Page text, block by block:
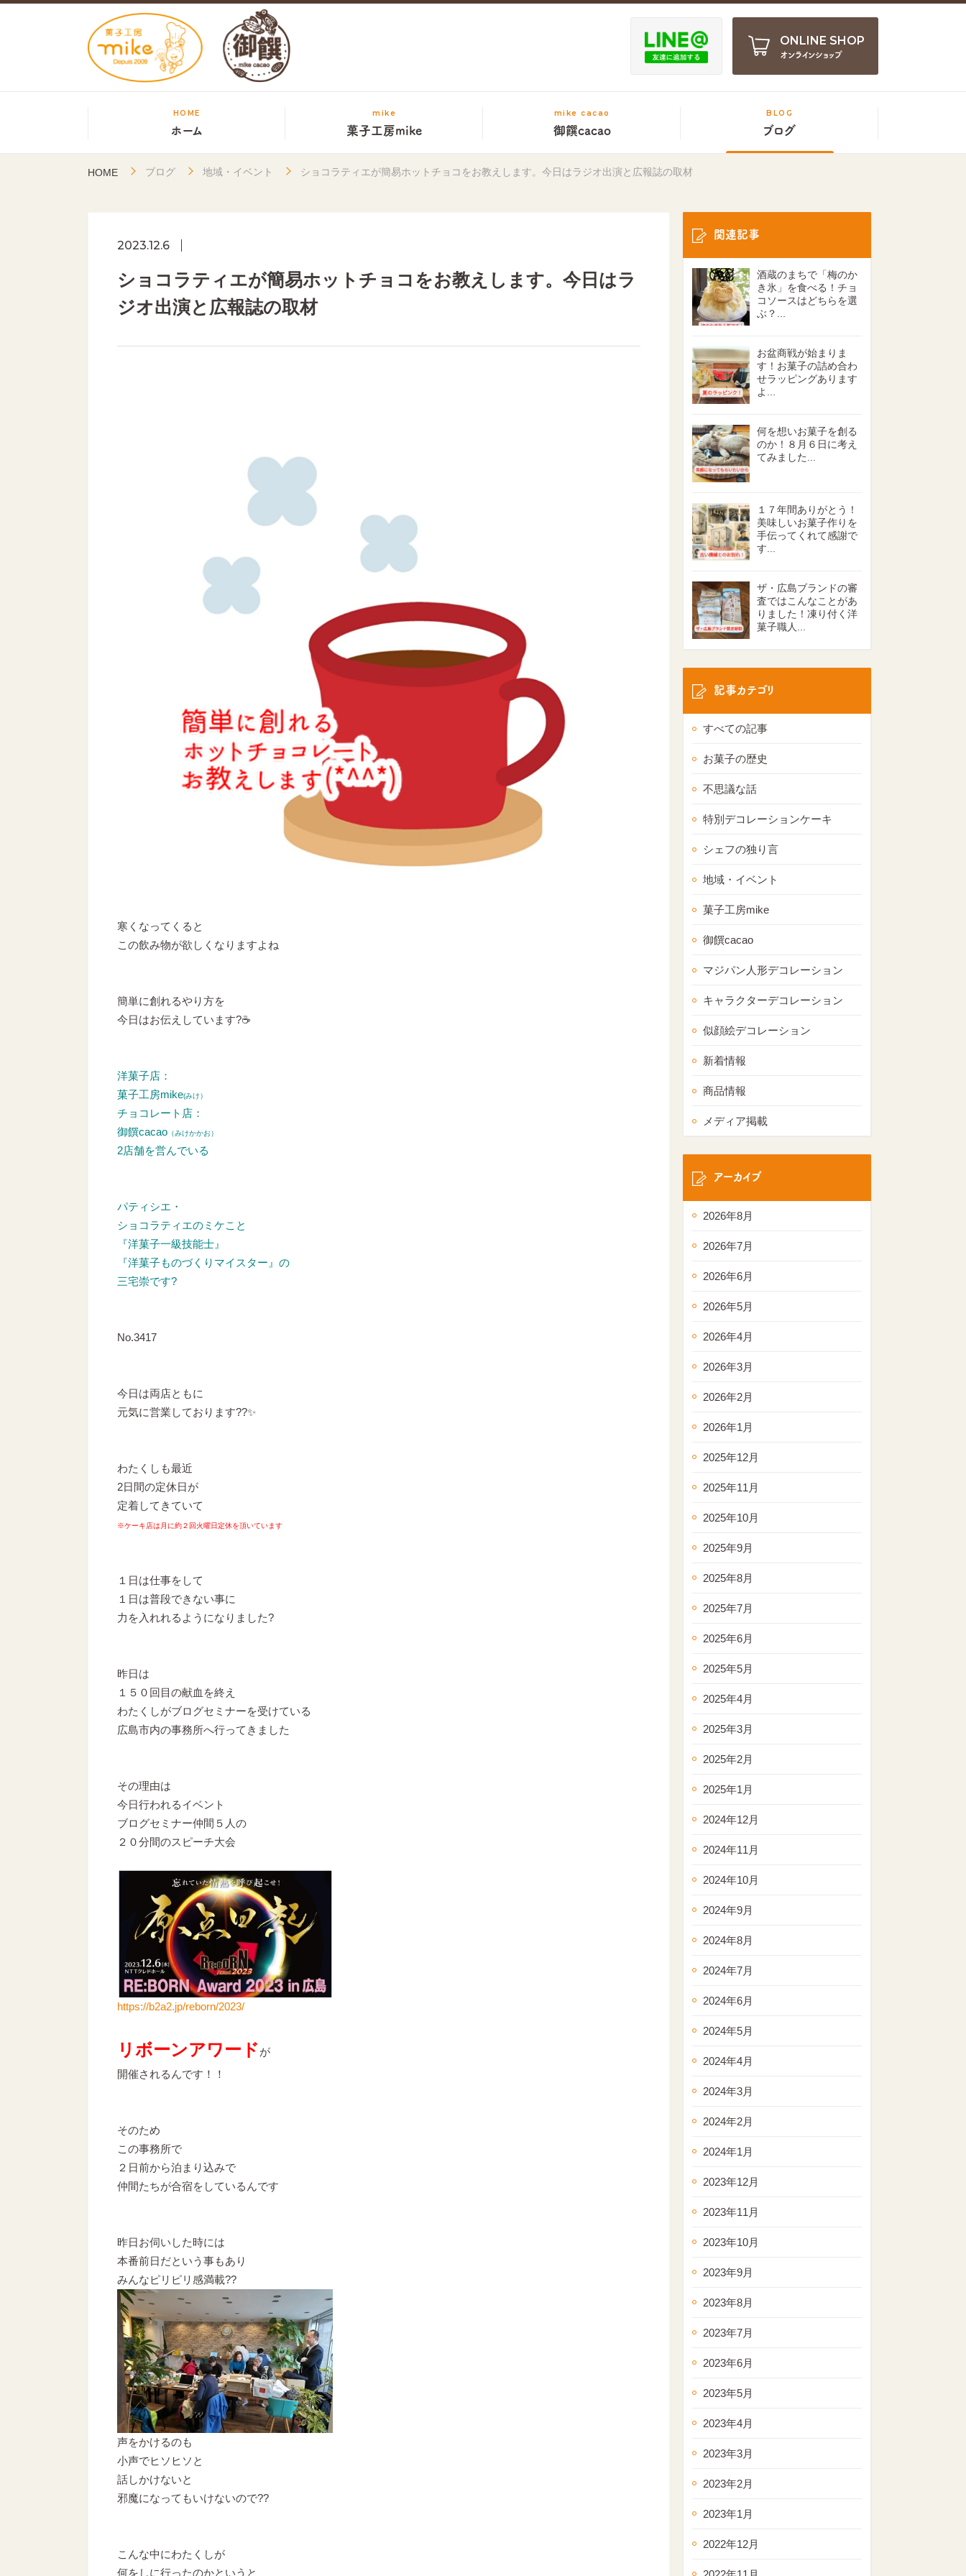
ONLINE SHOP
オンラインショップ
HOME
ホーム
mike
菓子工房mike
mike cacao
御饌cacao
BLOG
ブログ
HOME ブログ 地域・イベント ショコラティエが簡易ホットチョコをお教えします。今日はラジオ出演と広報誌の取材
2023.12.6
ショコラティエが簡易ホットチョコをお教えします。今日はラ
ジオ出演と広報誌の取材
寒くなってくると
この飲み物が欲しくなりますよね
簡単に創れるやり方を
今日はお伝えしています?☕
洋菓子店：
菓子工房mike(みけ）
チョコレート店：
御饌cacao （みけかかお）
2店舗を営んでいる
パティシエ・
ショコラティエのミケこと
『洋菓子一級技能士』
『洋菓子ものづくりマイスター』の
三宅崇です?
No.3417
今日は両店ともに
元気に営業しております??✨
わたくしも最近
2日間の定休日が
定着してきていて
※ケーキ店は月に約２回火曜日定休を頂いています
１日は仕事をして
１日は普段できない事に
力を入れれるようになりました?
昨日は
１５０回目の献血を終え
わたくしがブログセミナーを受けている
広島市内の事務所へ行ってきました
その理由は
今日行われるイベント
ブログセミナー仲間５人の
２０分間のスピーチ大会
https://b2a2.jp/reborn/2023/
リボーンアワード が
開催されるんです！！
そのため
この事務所で
２日前から泊まり込みで
仲間たちが合宿をしているんです
昨日お伺いした時には
本番前日だという事もあり
みんなピリピリ感満載??
声をかけるのも
小声でヒソヒソと
話しかけないと
邪魔になってもいけないので??
こんな中にわたくしが
何をしに行ったのかというと
関連記事
酒蔵のまちで「梅のか
き氷」を食べる！チョ
コソースはどちらを選
ぶ？...
お盆商戦が始まりま
す！お菓子の詰め合わ
せラッピングあります
よ...
何を想いお菓子を創る
のか！８月６日に考え
てみました...
１７年間ありがとう！
美味しいお菓子作りを
手伝ってくれて感謝で
す...
ザ・広島ブランドの審
査ではこんなことがあ
りました！凍り付く洋
菓子職人...
記事カテゴリ
すべての記事
お菓子の歴史
不思議な話
特別デコレーションケーキ
シェフの独り言
地域・イベント
菓子工房mike
御饌cacao
マジパン人形デコレーション
キャラクターデコレーション
似顔絵デコレーション
新着情報
商品情報
メディア掲載
アーカイブ
2026年8月
2026年7月
2026年6月
2026年5月
2026年4月
2026年3月
2026年2月
2026年1月
2025年12月
2025年11月
2025年10月
2025年9月
2025年8月
2025年7月
2025年6月
2025年5月
2025年4月
2025年3月
2025年2月
2025年1月
2024年12月
2024年11月
2024年10月
2024年9月
2024年8月
2024年7月
2024年6月
2024年5月
2024年4月
2024年3月
2024年2月
2024年1月
2023年12月
2023年11月
2023年10月
2023年9月
2023年8月
2023年7月
2023年6月
2023年5月
2023年4月
2023年3月
2023年2月
2023年1月
2022年12月